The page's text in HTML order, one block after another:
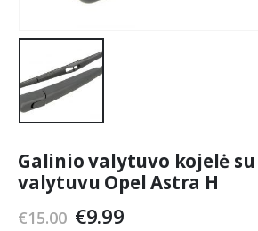
Galinio valytuvo kojelė su
valytuvu Opel Astra H
€15.00 Original
€9.99Current